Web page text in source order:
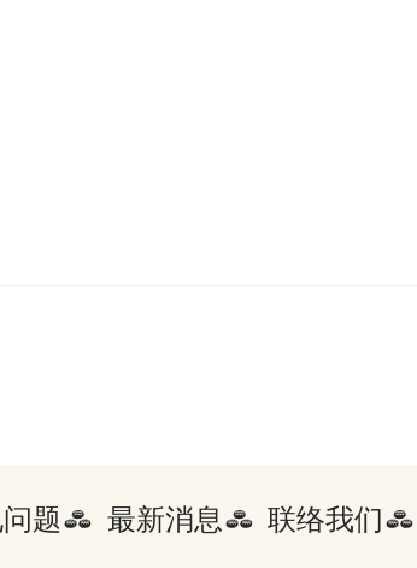
题 最新消息 联络我们